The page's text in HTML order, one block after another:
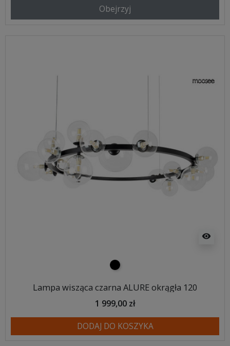
Obejrzyj
visibility
czarny
Lampa wisząca czarna ALURE okrągła 120
1 999,00 zł
DODAJ DO KOSZYKA